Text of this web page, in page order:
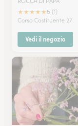
★★★★★ 5 (1)
Corso Costituente 27
Vedi il negozio